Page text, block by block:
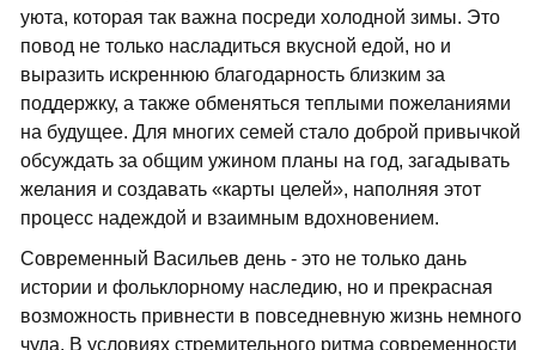
уюта, которая так важна посреди холодной зимы. Это
повод не только насладиться вкусной едой, но и
выразить искреннюю благодарность близким за
поддержку, а также обменяться теплыми пожеланиями
на будущее. Для многих семей стало доброй привычкой
обсуждать за общим ужином планы на год, загадывать
желания и создавать «карты целей», наполняя этот
процесс надеждой и взаимным вдохновением.
Современный Васильев день - это не только дань
истории и фольклорному наследию, но и прекрасная
возможность привнести в повседневную жизнь немного
чуда. В условиях стремительного ритма современности